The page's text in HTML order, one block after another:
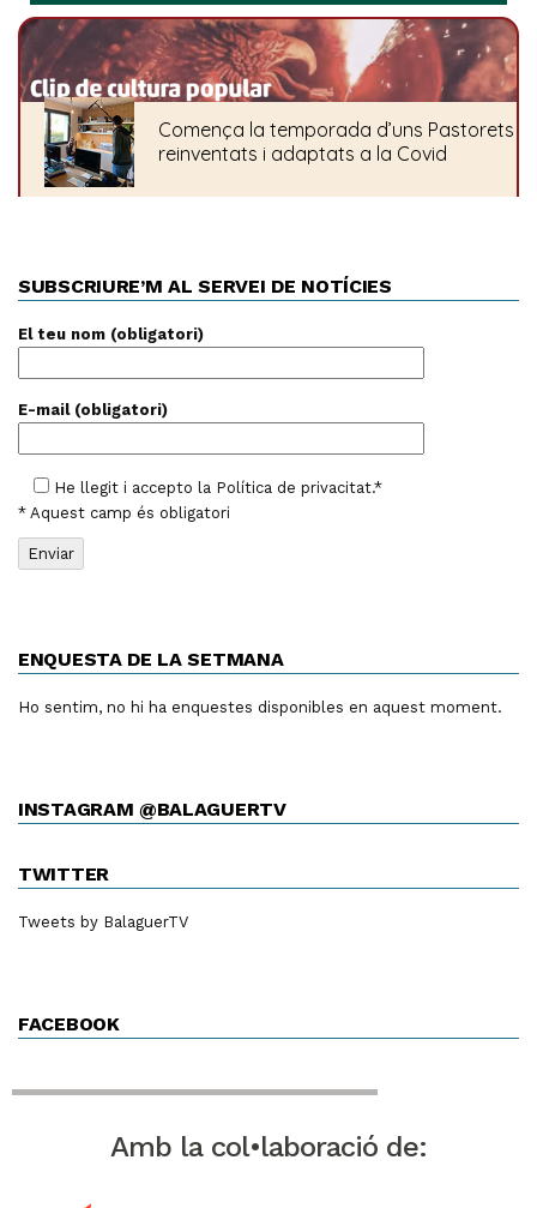
SUBSCRIURE’M AL SERVEI DE NOTÍCIES
El teu nom (obligatori)
E-mail (obligatori)
He llegit i accepto la Política de privacitat.*
* Aquest camp és obligatori
ENQUESTA DE LA SETMANA
Ho sentim, no hi ha enquestes disponibles en aquest moment.
INSTAGRAM @BALAGUERTV
TWITTER
Tweets by BalaguerTV
FACEBOOK
Amb la col•laboració de: